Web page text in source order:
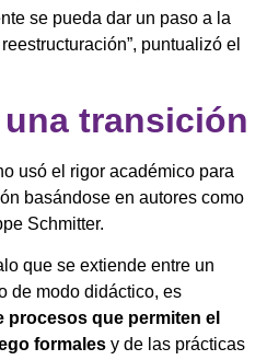
se pueda dar un paso a la
puntualizó el
transición
usó el rigor académico para
basándose en autores como
Schmitter.
que se extiende entre un
de modo didáctico, es
procesos que permiten el
formales y de las prácticas